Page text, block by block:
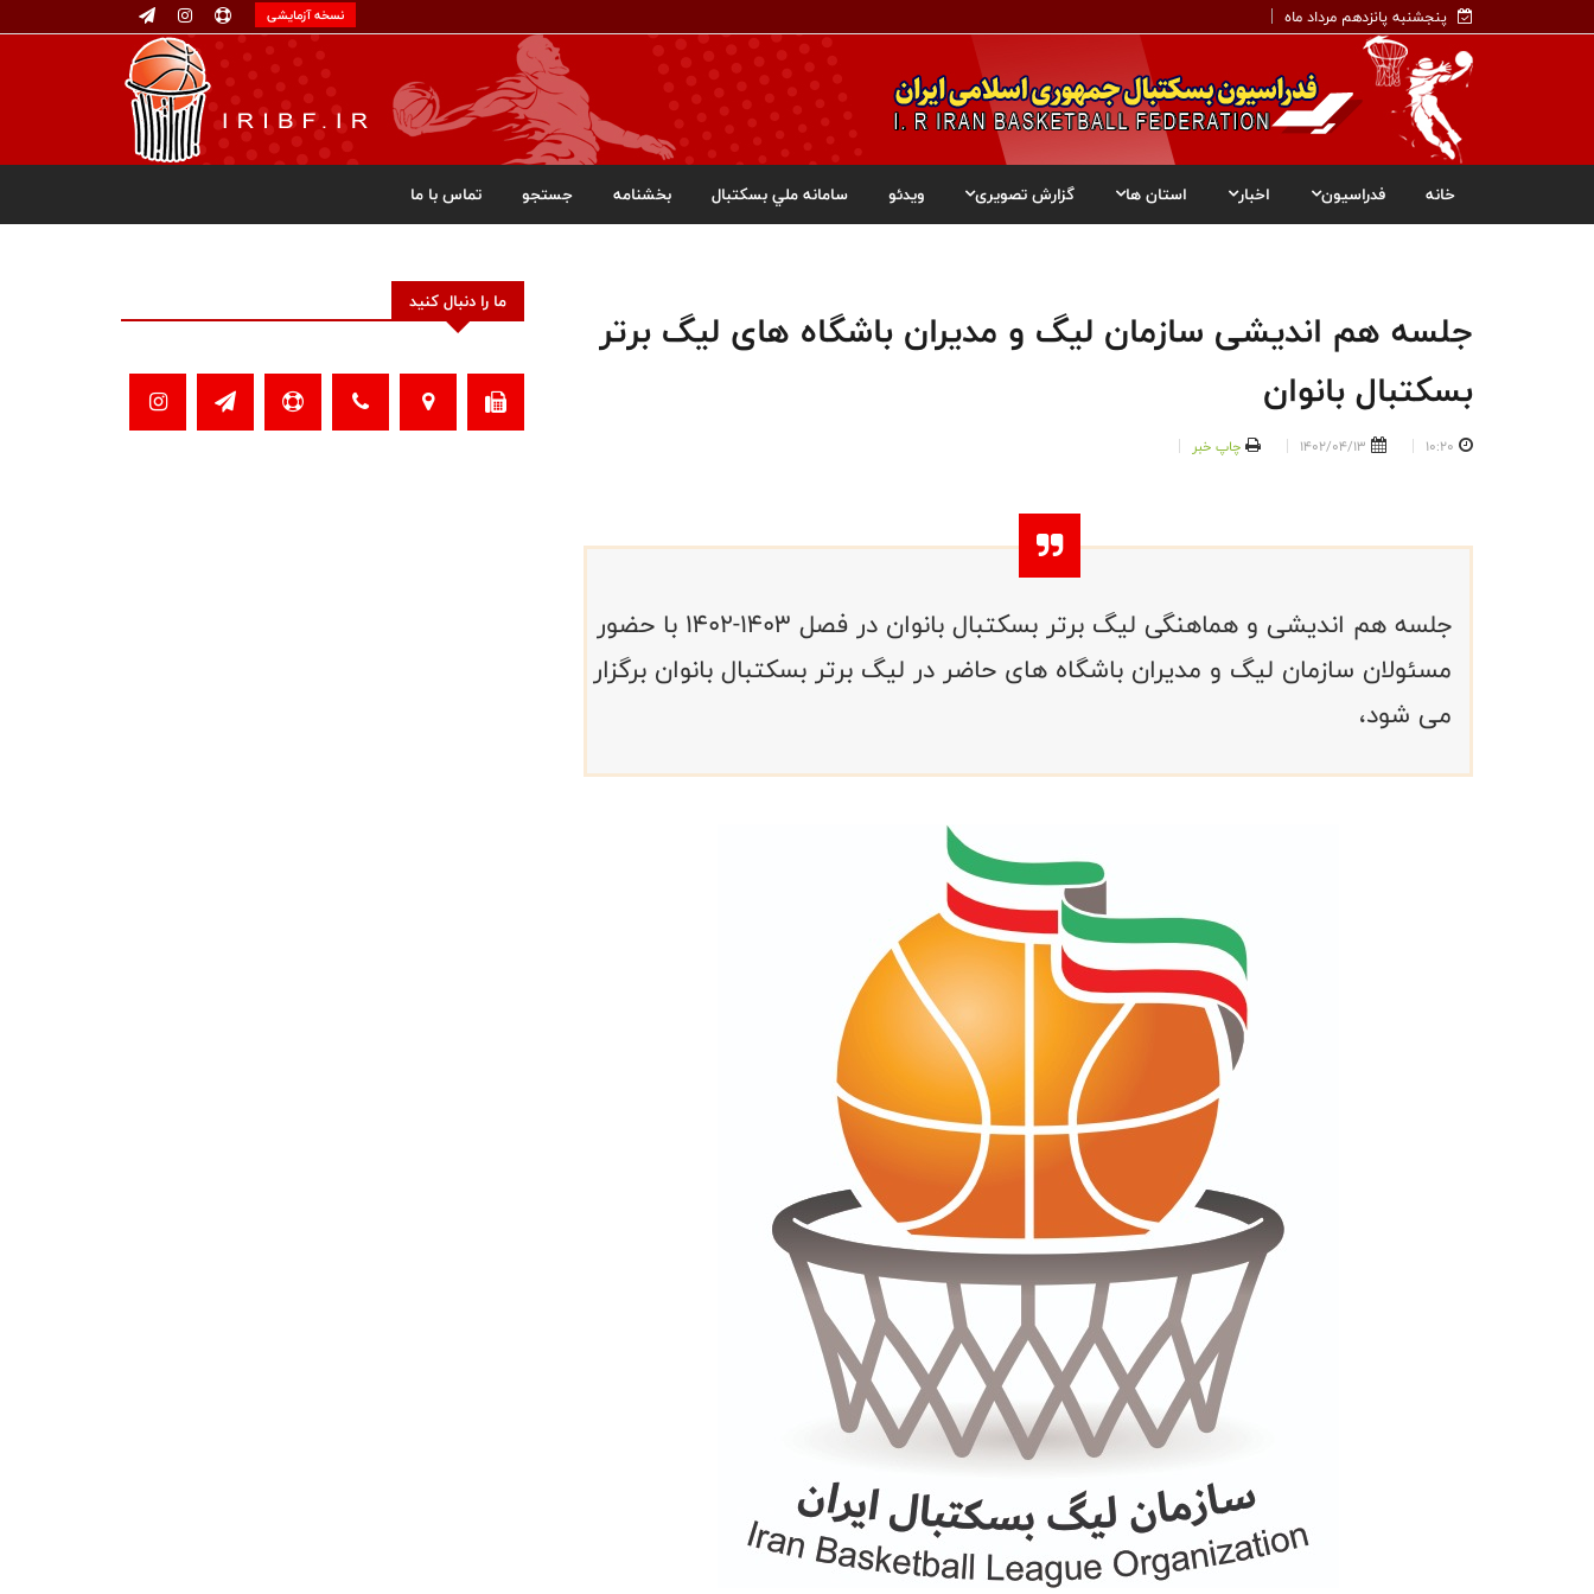
پنجشنبه پانزدهم مرداد ماه نسخه آزمایشی
خانه فدراسیون اخبار استان ها گزارش تصویری ویدئو سامانه ملي بسکتبال بخشنامه جستجو تماس با ما
جلسه هم اندیشی سازمان لیگ و مدیران باشگاه های لیگ برتر
بسکتبال بانوان
10:20
1402/04/13 چاپ خبر
جلسه هم اندیشی و هماهنگی لیگ برتر بسکتبال بانوان در فصل 1403-1402 با حضور
مسئولان سازمان لیگ و مدیران باشگاه های حاضر در لیگ برتر بسکتبال بانوان برگزار
می شود،
ما را دنبال کنید